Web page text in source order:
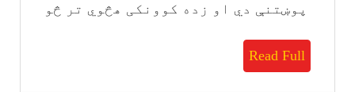
پوښتنې دي او زده کوونکی هڅوي تر څو
Read Full
Read
Full